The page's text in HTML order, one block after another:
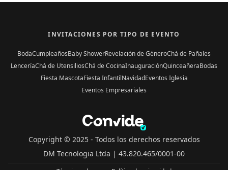
INVITACIONES POR TIPO DE EVENTO
BodaCumpleañosBaby ShowerRevelación de GéneroChá de Pañales
LenceríaChá de UtensiliosChá de CocinaInauguraciónQuinceañeraBodas
Fiesta MascotaFiesta InfantilNavidadEventos Iglesia
Eventos Empresariales
Copyright © 2025 - Todos los derechos reservados
DM Tecnologia Ltda | 43.820.465/0001-00